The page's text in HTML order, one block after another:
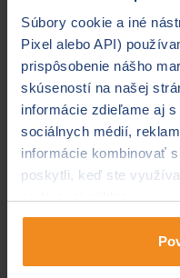
Súbory cookie a iné
Pixel alebo API)
prispôsobenie nášho
skúseností na našej
informácie zdieľame aj
sociálnych médií,
informácie kombinovať
poskytli, keď ste
Uvedený vzorový
vypočítaný na
automobilu a údajov
narodenia 1978, trvalé
udalostí).